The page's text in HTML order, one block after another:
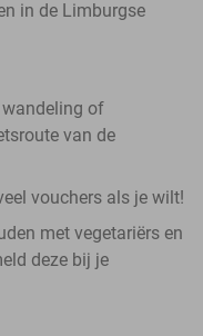
in de Limburgse
of
van de
vouchers als je wilt!
met vegetariërs en
deze bij je